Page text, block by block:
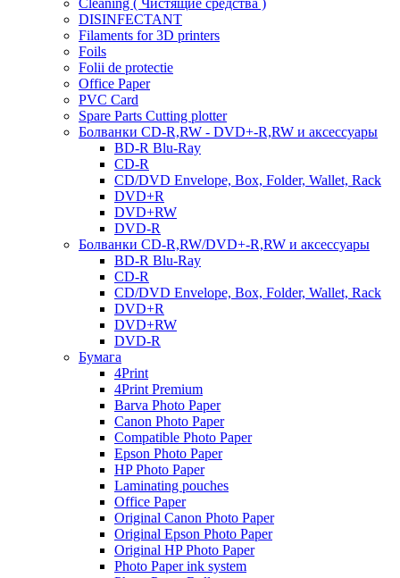
Cleaning ( Чистящие средства )
DISINFECTANT
Filaments for 3D printers
Foils
Folii de protectie
Office Paper
PVC Card
Spare Parts Cutting plotter
Болванки CD-R,RW - DVD+-R,RW и аксессуары
BD-R Blu-Ray
CD-R
CD/DVD Envelope, Box, Folder, Wallet, Rack
DVD+R
DVD+RW
DVD-R
Болванки CD-R,RW/DVD+-R,RW и аксессуары
BD-R Blu-Ray
CD-R
CD/DVD Envelope, Box, Folder, Wallet, Rack
DVD+R
DVD+RW
DVD-R
Бумага
4Print
4Print Premium
Barva Photo Paper
Canon Photo Paper
Compatible Photo Paper
Epson Photo Paper
HP Photo Paper
Laminating pouches
Office Paper
Original Canon Photo Paper
Original Epson Photo Paper
Original HP Photo Paper
Photo Paper ink system